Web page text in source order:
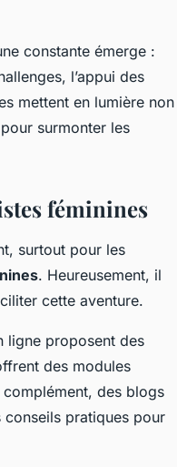
constante émerge :
l’appui des
mettent en lumière non
surmonter les
féminines
surtout pour les
. Heureusement, il
cette aventure.
ligne proposent des
des modules
des blogs
conseils pratiques pour